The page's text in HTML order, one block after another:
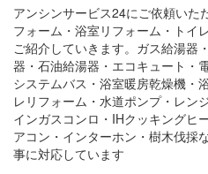
アンシンサービス24にご依頼いた
フォーム・浴室リフォーム・トイ
ご紹介していきます。ガス給湯器
器・石油給湯器・エコキュート・
システムバス・浴室暖房乾燥機・
レリフォーム・水道ポンプ・レン
インガスコンロ・IHクッキングヒ
アコン・インターホン・樹木伐採
事に対応しています